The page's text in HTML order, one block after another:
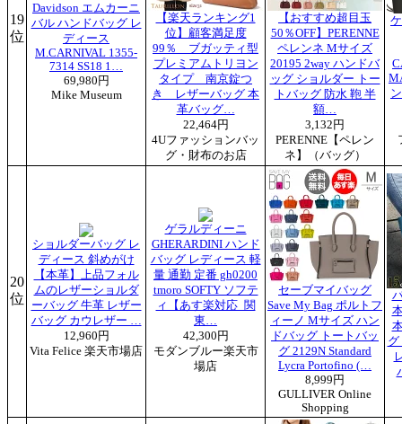
19
位
Davidson エムカーニ
バル ハンドバッグ レ
ディース
M.CARNIVAL 1355-
7314 SS18 1…
69,980円
Mike Museum
【楽天ランキング1
位】顧客満足度
99％ ブガッティ型
プレミアムトリヨン
タイプ 南京錠つ
き レザーバッグ 本
革バッグ…
22,464円
4Uファッションバッ
グ・財布のお店
【おすすめ超目玉
50％OFF】PERENNE
ペレンネ Mサイズ
20195 2way ハンドバ
ッグ ショルダー トー
トバッグ 防水 鞄 半
額…
3,132円
PERENNE【ペレン
ネ】（バッグ）
20
位
ショルダーバッグ レ
ディース 斜めがけ
【本革】上品フォル
ムのレザーショルダ
ーバッグ 牛革 レザー
バッグ カウレザー …
12,960円
Vita Felice 楽天市場店
ゲラルディーニ
GHERARDINI ハンド
バッグ レディース 軽
量 通勤 定番 gh0200
tmoro SOFTY ソフテ
ィ【あす楽対応_関
東…
42,300円
モダンブルー楽天市
場店
セーブマイバッグ
Save My Bag ポルトフ
ィーノ Mサイズ ハン
ドバッグ トートバッ
グ 2129N Standard
Lycra Portofino (…
8,999円
GULLIVER Online
Shopping
グ